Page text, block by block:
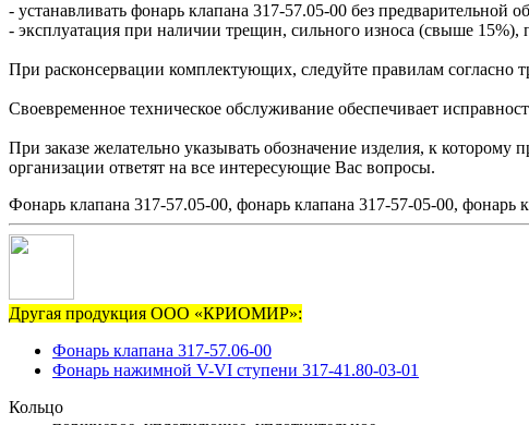
- устанавливать фонарь клапана 317-57.05-00 без предварительной
- эксплуатация при наличии трещин, сильного износа (свыше 15%),
При расконсервации комплектующих, следуйте правилам
Своевременное техническое обслуживание обеспечивает
При заказе желательно указывать обозначение изделия, к
организации ответят на все интересующие Вас вопросы.
Фонарь клапана 317-57.05-00, фонарь клапана 317-57-05-00, фонарь
Другая продукция ООО «КРИОМИР»:
Фонарь клапана 317-57.06-00
Фонарь нажимной V-VI ступени 317-41.80-03-01
Кольцо